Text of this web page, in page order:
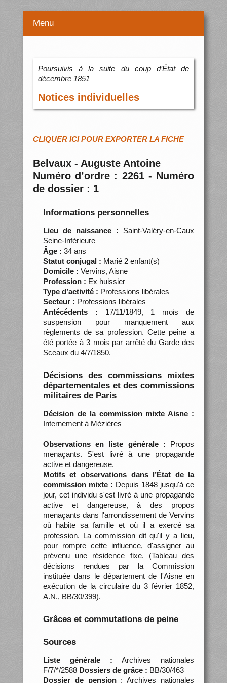
Menu
Poursuivis à la suite du coup d’État de
décembre 1851
Notices individuelles
CLIQUER ICI POUR EXPORTER LA FICHE
Belvaux - Auguste Antoine
Numéro d’ordre : 2261 - Numéro
de dossier : 1
Informations personnelles
Lieu de naissance : Saint-Valéry-en-Caux
Seine-Inférieure
Âge : 34 ans
Statut conjugal : Marié 2 enfant(s)
Domicile : Vervins, Aisne
Profession : Ex huissier
Type d’activité : Professions libérales
Secteur : Professions libérales
Antécédents : 17/11/1849, 1 mois de
suspension pour manquement aux
règlements de sa profession. Cette peine a
été portée à 3 mois par arrêté du Garde des
Sceaux du 4/7/1850.
Décisions des commissions mixtes
départementales et des commissions
militaires de Paris
Décision de la commission mixte Aisne :
Internement à Mézières
Observations en liste générale : Propos
menaçants. S'est livré à une propagande
active et dangereuse.
Motifs et observations dans l’État de la
commission mixte : Depuis 1848 jusqu'à ce
jour, cet individu s'est livré à une propagande
active et dangereuse, à des propos
menaçants dans l'arrondissement de Vervins
où habite sa famille et où il a exercé sa
profession. La commission dit qu'il y a lieu,
pour rompre cette influence, d'assigner au
prévenu une résidence fixe. (Tableau des
décisions rendues par la Commission
instituée dans le département de l'Aisne en
exécution de la circulaire du 3 février 1852,
A.N., BB/30/399).
Grâces et commutations de peine
Sources
Liste générale : Archives nationales
F/7/*/2588 Dossiers de grâce : BB/30/463
Dossier de pension: Archives nationales